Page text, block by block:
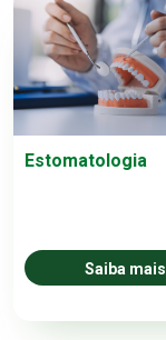
Estomatologia
Saiba mais